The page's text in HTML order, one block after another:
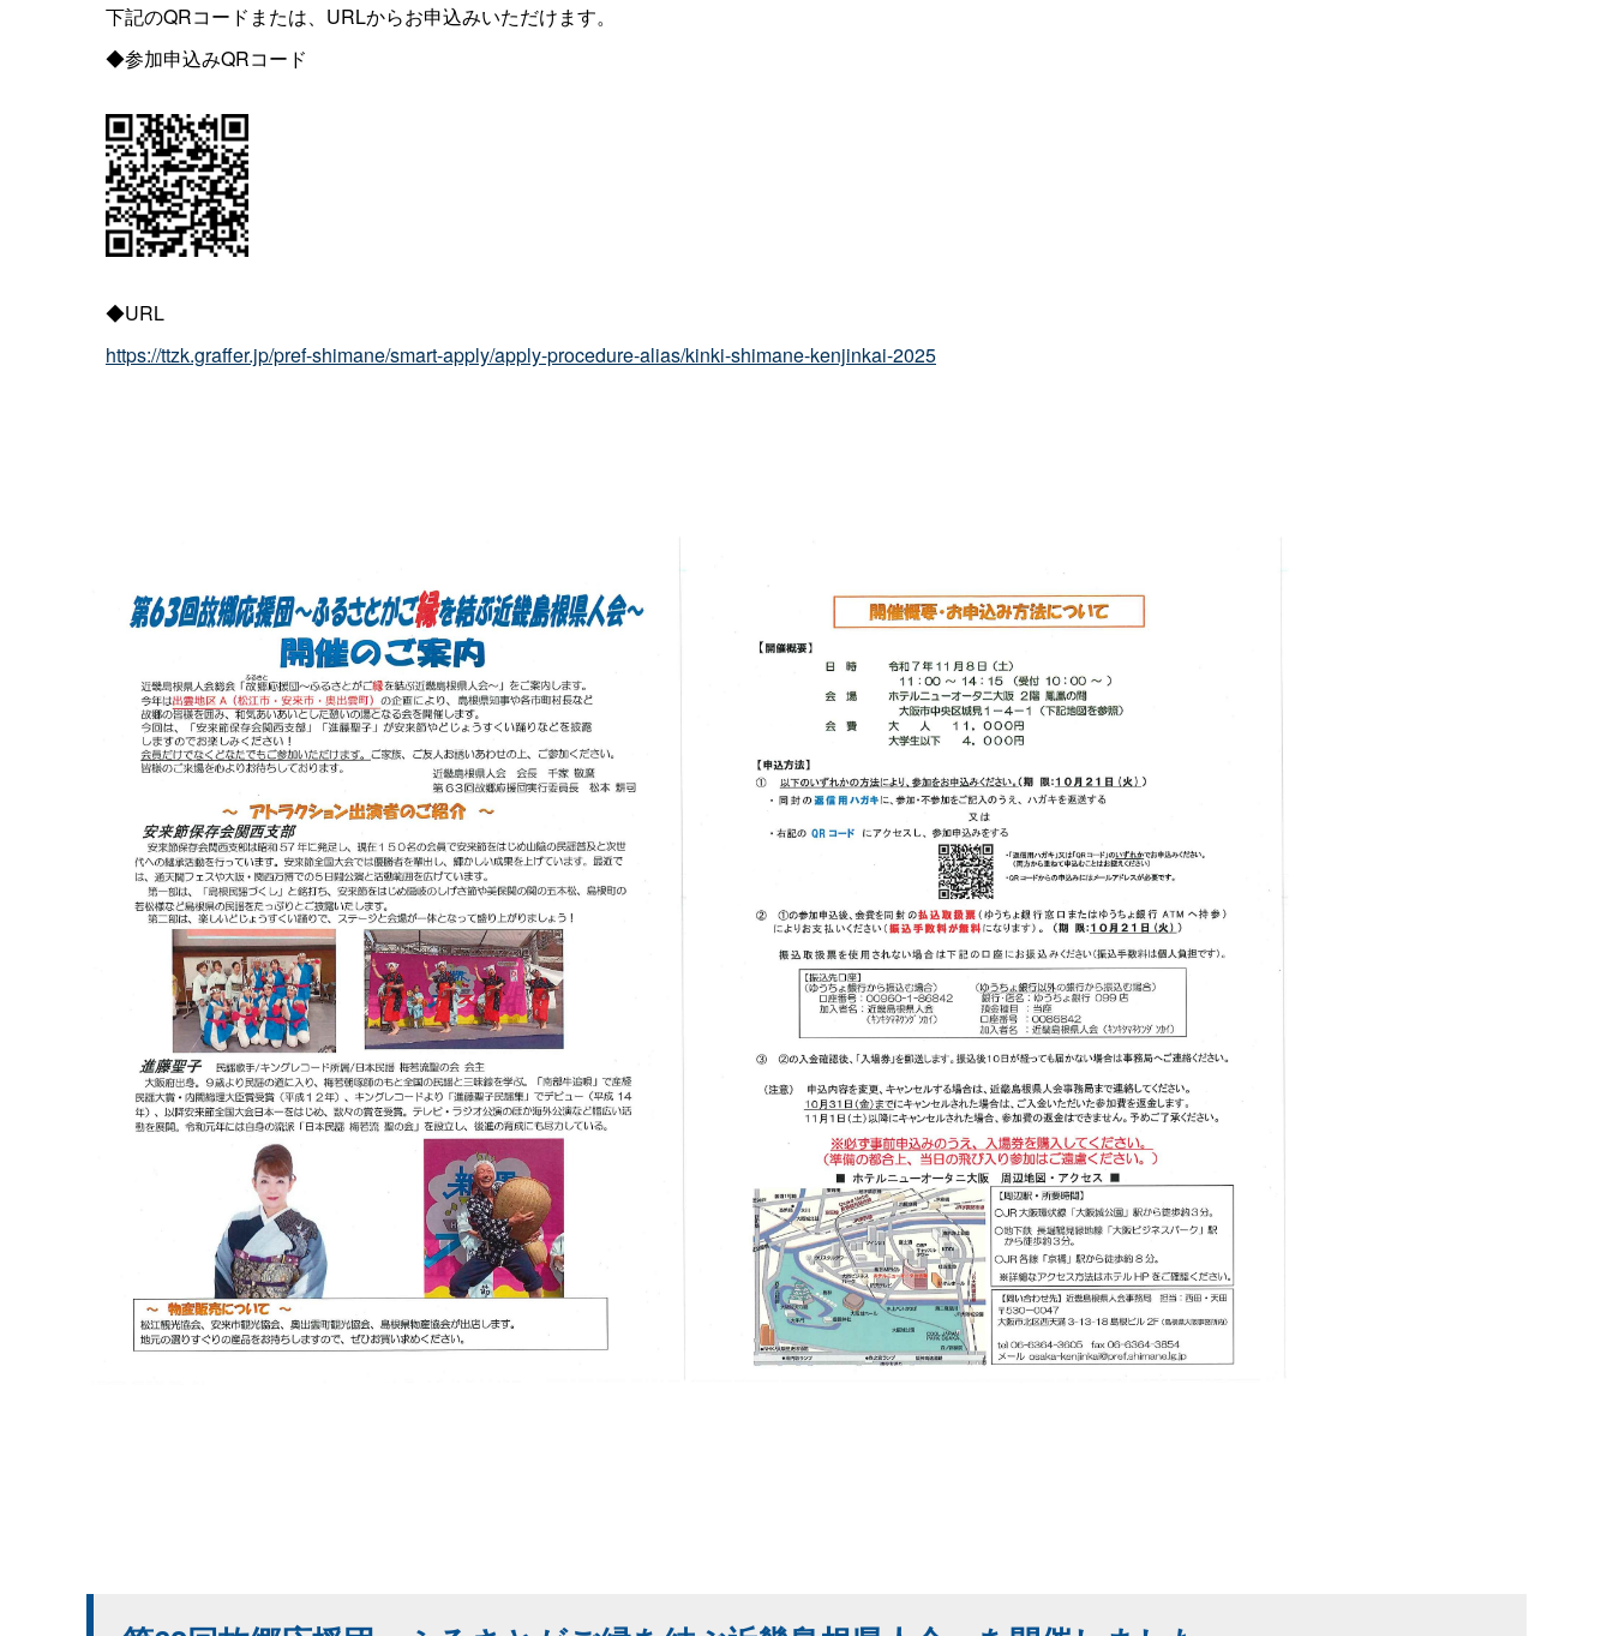
下記のQRコードまたは、URLからお申込みいただけます。
◆参加申込みQRコード
◆URL
https://ttzk.graffer.jp/pref-shimane/smart-apply/apply-procedure-alias/kinki-shimane-kenjinkai-2025